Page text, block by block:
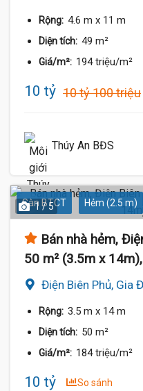
Rộng: 4.6 m x 11 m
Diện tích: 49 m²
Giá/m²: 194 triệu/m²
10 tỷ 10 tỷ 100 triệu
Thúy An BĐS
Sàn BTCT Hẻm (2.5 m)
1 / 5
Bán nhà hẻm,
50 m² (3.5m x
Điện Biên Phủ, Gia
Rộng: 3.5 m x 14 m
Diện tích: 50 m²
Giá/m²: 184 triệu/m²
10 tỷ So sánh